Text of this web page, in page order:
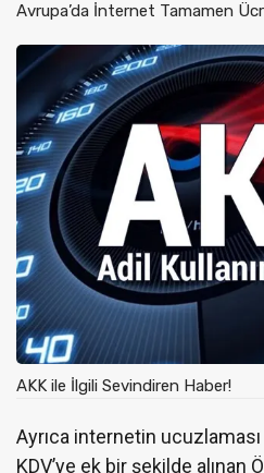
Avrupa’da İnternet Tamamen
AKK ile İlgili Sevindiren Haber!
Ayrıca internetin
KDV’ye ek bir şekilde alınan